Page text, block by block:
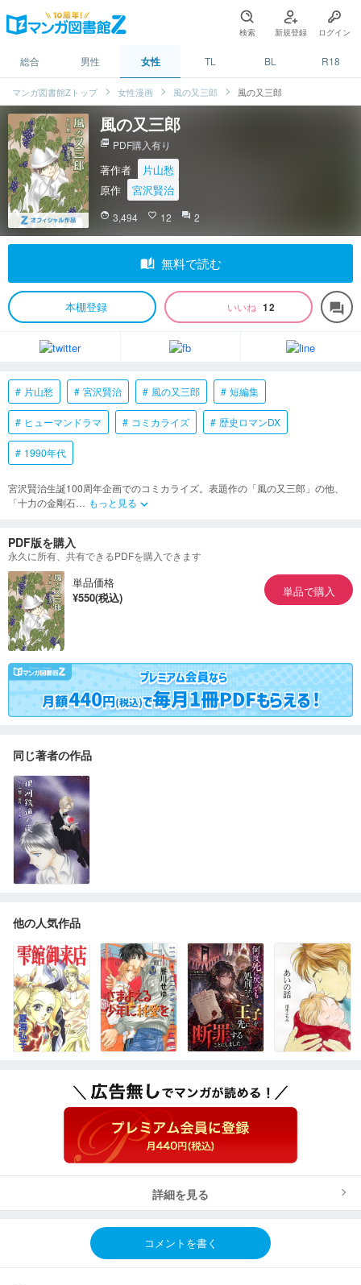
検索 新規登録 ログイン
総合 男性 女性 TL BL R18
マンガ図書館Zトップ 女性漫画 風の又三郎 風の又三郎
風の又三郎
picture_as_pdf PDF購入有り
著作者
片山愁
原作
宮沢賢治
face 3,494 favorite_border 12 question_answer 2
auto_stories 無料で読む
本棚登録 いいね 12 forum
片山愁 宮沢賢治 風の又三郎 短編集
ヒューマンドラマ コミカライズ 歴史ロマンDX
1990年代
宮沢賢治生誕100周年企画でのコミカライズ。表題作の「風の又三郎」の他、
「十力の金剛石… もっと見る keyboard_arrow_down
PDF版を購入
永久に所有、共有できるPDFを購入できます
単品価格
¥550(税込)
単品で購入
同じ著者の作品
他の人気作品
詳細を見る
コメントを書く